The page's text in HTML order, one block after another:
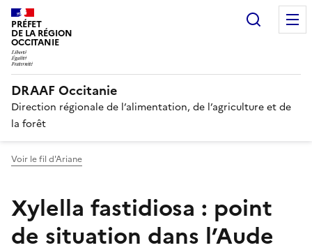
PRÉFET
DE LA RÉGION
OCCITANIE
DRAAF Occitanie
Direction régionale de l’alimentation, de l’agriculture et de
la forêt
Voir le fil d'Ariane
Xylella fastidiosa : point
de situation dans l’Aude